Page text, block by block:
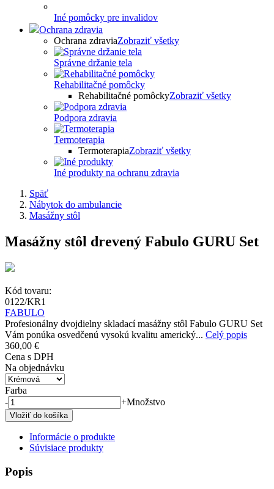
Iné pomôcky pre invalidov
Ochrana zdravia
Ochrana zdraviaZobraziť všetky
Správne držanie tela
Rehabilitačné pomôcky
Rehabilitačné pomôckyZobraziť všetky
Podpora zdravia
Termoterapia
TermoterapiaZobraziť všetky
Iné produkty na ochranu zdravia
Späť
Nábytok do ambulancie
Masážny stôl
Masážny stôl drevený Fabulo GURU Set
Kód tovaru:
0122/KR1
FABULO
Profesionálny dvojdielny skladací masážny stôl Fabulo GURU Set
Vám ponúka osvedčenú vysokú kvalitu americký... Celý popis
360,00 €
Cena s DPH
Na objednávku
Farba
-
+Množstvo
Informácie o produkte
Súvisiace produkty
Popis